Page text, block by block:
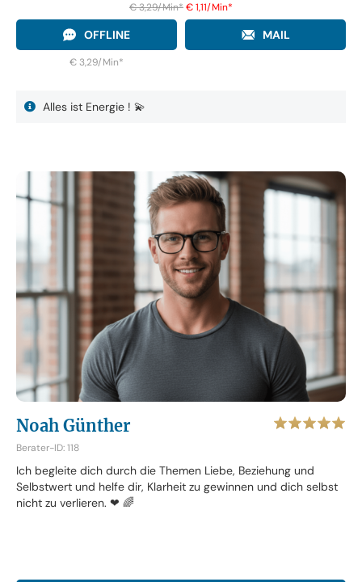
€ 3,29/Min*€ 1,11/Min*
OFFLINE MAIL
€ 3,29/Min*
Alles ist Energie ! 💫
Noah Günther
Berater-ID: 118
Ich begleite dich durch die Themen Liebe, Beziehung und
Selbstwert und helfe dir, Klarheit zu gewinnen und dich selbst
nicht zu verlieren. ❤ 🌈